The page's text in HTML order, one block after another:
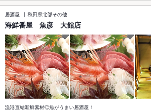
居酒屋 秋田県北部その他
海鮮番屋 魚彦 大館店
漁港直結新鮮素材◎魚がうまい居酒屋！